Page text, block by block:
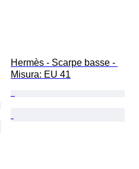
Hermès - Scarpe basse -
Misura: EU 41